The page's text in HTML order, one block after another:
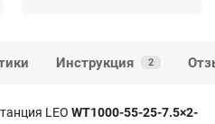
Инструкция 2
LEO WT1000-55-25-7.5×2-